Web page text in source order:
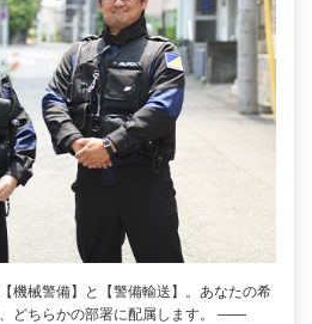
機械警備】と【警備輸送】。あなたの希
どちらかの部署に配属します。 ――